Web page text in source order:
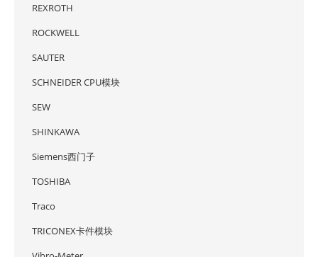
REXROTH
ROCKWELL
SAUTER
SCHNEIDER CPU模块
SEW
SHINKAWA
Siemens西门子
TOSHIBA
Traco
TRICONEX卡件模块